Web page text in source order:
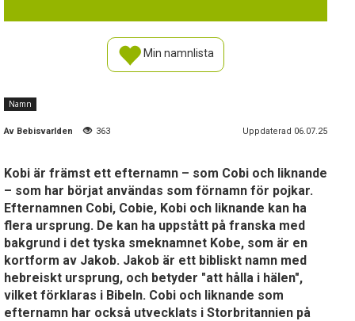
Min namnlista
Namn
Av Bebisvarlden 363 Uppdaterad 06.07.25
Kobi är främst ett efternamn – som Cobi och liknande
– som har börjat användas som förnamn för pojkar.
Efternamnen Cobi, Cobie, Kobi och liknande kan ha
flera ursprung. De kan ha uppstått på franska med
bakgrund i det tyska smeknamnet Kobe, som är en
kortform av Jakob. Jakob är ett bibliskt namn med
hebreiskt ursprung, och betyder "att hålla i hälen",
vilket förklaras i Bibeln. Cobi och liknande som
efternamn har också utvecklats i Storbritannien på